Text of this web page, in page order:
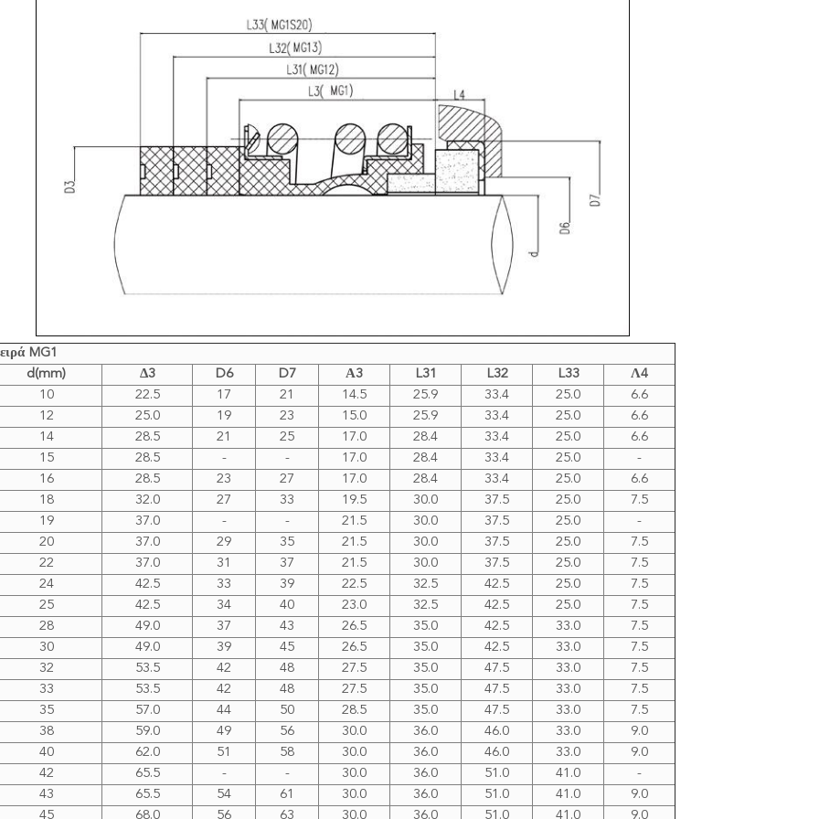
MG1
d(mm)
Δ3 D6 D7 Α3 L31 L32 L33
Λ4
10
22.5 17 21 14.5 25.9 33.4 25.0
6.6
12
25.0 19 23 15.0 25.9 33.4 25.0
6.6
14
28.5 21 25 17.0 28.4 33.4 25.0
6.6
15
28.5 - - 17.0 28.4 33.4 25.0
-
16
28.5 23 27 17.0 28.4 33.4 25.0
6.6
18
32.0 27 33 19.5 30.0 37.5 25.0
7.5
19
37.0 - - 21.5 30.0 37.5 25.0
-
20
37.0 29 35 21.5 30.0 37.5 25.0
7.5
22
37.0 31 37 21.5 30.0 37.5 25.0
7.5
24
42.5 33 39 22.5 32.5 42.5 25.0
7.5
25
42.5 34 40 23.0 32.5 42.5 25.0
7.5
28
49.0 37 43 26.5 35.0 42.5 33.0
7.5
30
49.0 39 45 26.5 35.0 42.5 33.0
7.5
32
53.5 42 48 27.5 35.0 47.5 33.0
7.5
33
53.5 42 48 27.5 35.0 47.5 33.0
7.5
35
57.0 44 50 28.5 35.0 47.5 33.0
7.5
38
59.0 49 56 30.0 36.0 46.0 33.0
9.0
40
62.0 51 58 30.0 36.0 46.0 33.0
9.0
42
65.5 - - 30.0 36.0 51.0 41.0
-
43
65.5 54 61 30.0 36.0 51.0 41.0
9.0
45
68.0 56 63 30.0 36.0 51.0 41.0 9.0